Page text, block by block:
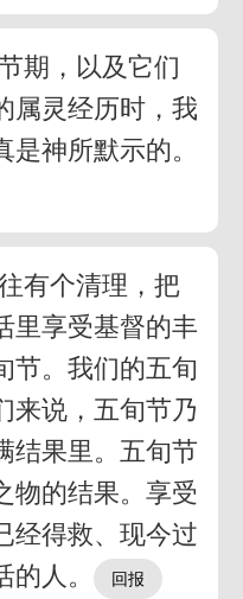
期，以及它们
属灵经历时，我
神所默示的。
有个清理，把
里享受基督的丰
节。我们的五旬
来说，五旬节乃
结果里。五旬节
物的结果。享受
经得救、现今过
人。